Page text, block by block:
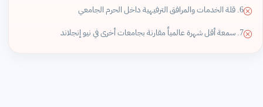
6. قلة الخدمات والمرافق الترفيهية داخل الحرم الجامعي
7. سمعة أقل شهرة عالمياً مقارنة بجامعات أخرى في نيو إنجلاند